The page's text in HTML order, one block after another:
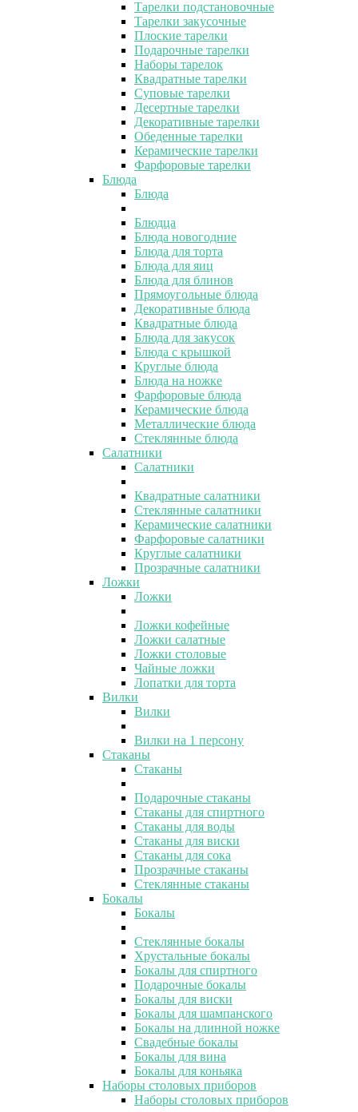
Тарелки подстановочные
Тарелки закусочные
Плоские тарелки
Подарочные тарелки
Наборы тарелок
Квадратные тарелки
Суповые тарелки
Десертные тарелки
Декоративные тарелки
Обеденные тарелки
Керамические тарелки
Фарфоровые тарелки
Блюда
Блюда
Блюдца
Блюда новогодние
Блюда для торта
Блюда для яиц
Блюда для блинов
Прямоугольные блюда
Декоративные блюда
Квадратные блюда
Блюда для закусок
Блюда с крышкой
Круглые блюда
Блюда на ножке
Фарфоровые блюда
Керамические блюда
Металлические блюда
Стеклянные блюда
Салатники
Салатники
Квадратные салатники
Стеклянные салатники
Керамические салатники
Фарфоровые салатники
Круглые салатники
Прозрачные салатники
Ложки
Ложки
Ложки кофейные
Ложки салатные
Ложки столовые
Чайные ложки
Лопатки для торта
Вилки
Вилки
Вилки на 1 персону
Стаканы
Стаканы
Подарочные стаканы
Стаканы для спиртного
Стаканы для воды
Стаканы для виски
Стаканы для сока
Прозрачные стаканы
Стеклянные стаканы
Бокалы
Бокалы
Стеклянные бокалы
Хрустальные бокалы
Бокалы для спиртного
Подарочные бокалы
Бокалы для виски
Бокалы для шампанского
Бокалы на длинной ножке
Свадебные бокалы
Бокалы для вина
Бокалы для коньяка
Наборы столовых приборов
Наборы столовых приборов